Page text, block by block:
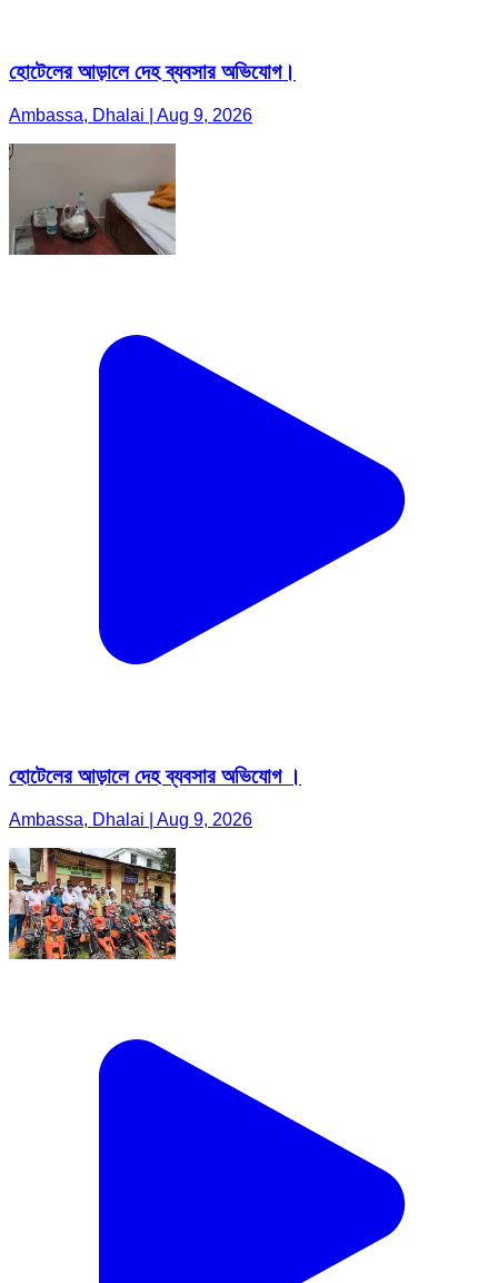
হোটেলের আড়ালে দেহ ব্যবসার অভিযোগ।
Ambassa, Dhalai | Aug 9, 2026
হোটেলের আড়ালে দেহ ব্যবসার অভিযোগ ।
Ambassa, Dhalai | Aug 9, 2026